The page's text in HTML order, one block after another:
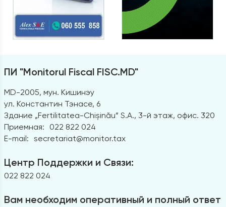
ПИ "Monitorul Fiscal FISC.MD"
MD-2005, мун. Кишинэу
ул. Константин Тэнасе, 6
Здание „Fertilitatea-Chișinău” S.A., 3-й этаж, офис. 320
Приемная:
022 822 024
E-mail: secretariat@monitor.tax
Центр Поддержки и Связи:
022 822 024
Вам необходим оперативный и полный ответ